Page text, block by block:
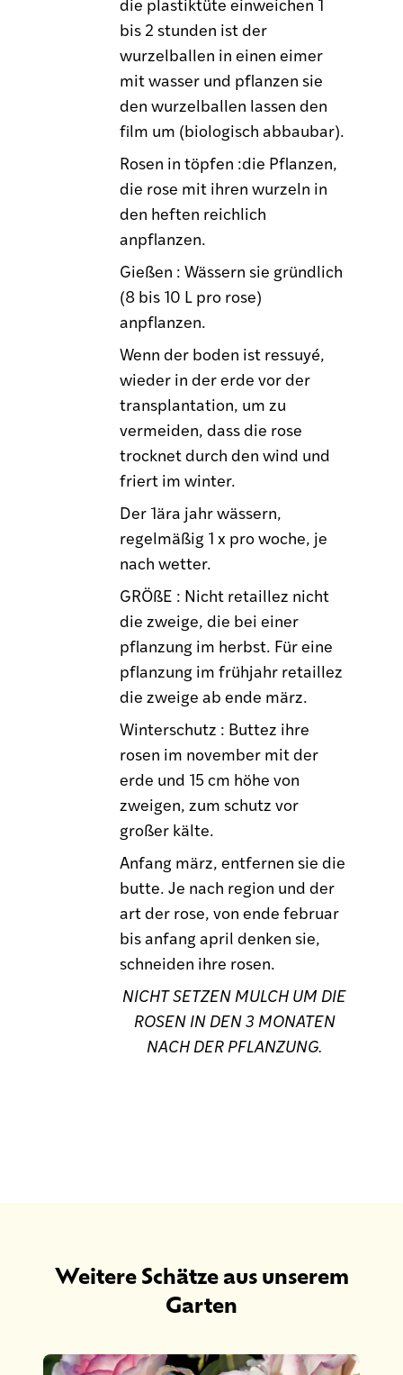
bis 2 stunden ist der
wurzelballen in einen eimer
mit wasser und pflanzen sie
den wurzelballen lassen den
film um (biologisch abbaubar).
Rosen in töpfen :die Pflanzen,
die rose mit ihren wurzeln in
den heften reichlich
anpflanzen.
Gießen : Wässern sie gründlich
(8 bis 10 L pro rose)
anpflanzen.
Wenn der boden ist ressuyé,
wieder in der erde vor der
transplantation, um zu
vermeiden, dass die rose
trocknet durch den wind und
friert im winter.
Der 1ära jahr wässern,
regelmäßig 1 x pro woche, je
nach wetter.
GRÖßE : Nicht retaillez nicht
die zweige, die bei einer
pflanzung im herbst. Für eine
pflanzung im frühjahr retaillez
die zweige ab ende märz.
Winterschutz : Buttez ihre
rosen im november mit der
erde und 15 cm höhe von
zweigen, zum schutz vor
großer kälte.
Anfang märz, entfernen sie die
butte. Je nach region und der
art der rose, von ende februar
bis anfang april denken sie,
schneiden ihre rosen.
NICHT SETZEN MULCH UM DIE
ROSEN IN DEN 3 MONATEN
NACH DER PFLANZUNG.
Weitere Schätze aus unserem
Garten